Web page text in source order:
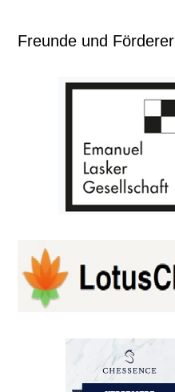
Freunde und Förderer